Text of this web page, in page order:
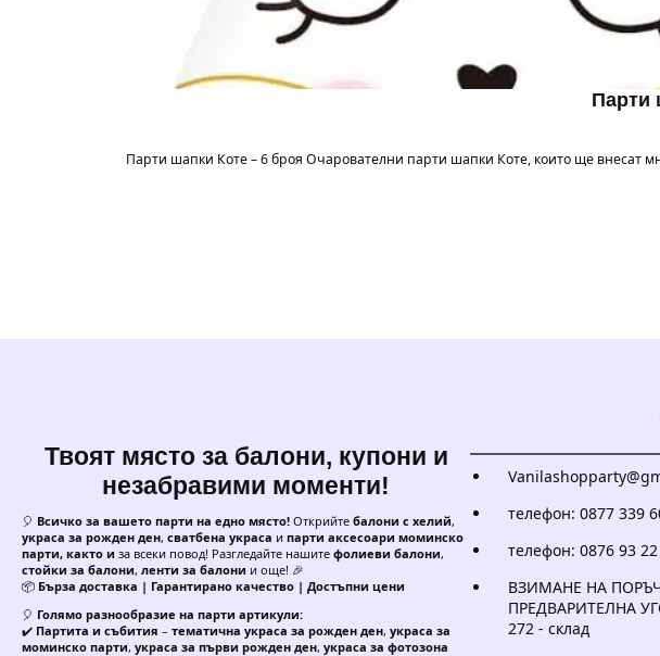
Парти
Парти шапки Коте – 6 броя Очарователни парти шапки Коте, които ще внесат
Твоят място за балони, купони и
незабравими моменти!
🎈 Всичко за вашето парти на едно място! Открийте балони с хелий,
украса за рожден ден, сватбена украса и парти аксесоари моминско
парти, както и за всеки повод! Разгледайте нашите фолиеви балони,
стойки за балони, ленти за балони и още! 🎉
📦 Бърза доставка | Гарантирано качество | Достъпни цени
🎈 Голямо разнообразие на парти артикули:
✔️ Партита и събития – тематична украса за рожден ден, украса за
моминско парти, украса за първи рожден ден, украса за фотозона
телефон: 0877 339
телефон: 0876 93
ВЗИМАНЕ НА
ПРЕДВАРИТЕЛНА
272 - склад